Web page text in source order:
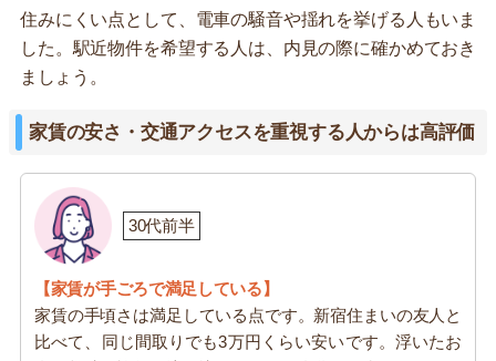
住みにくい点として、電車の騒音や揺れを挙げる人もいま
した。駅近物件を希望する人は、内見の際に確かめておき
ましょう。
家賃の安さ・交通アクセスを重視する人からは高評価
30代前半
【家賃が手ごろで満足している】
家賃の手頃さは満足している点です。新宿住まいの友人と
比べて、同じ間取りでも3万円くらい安いです。浮いたお